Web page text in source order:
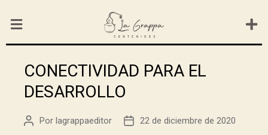
CONECTIVIDAD PARA EL
DESARROLLO
Por lagrappaeditor 22 de diciembre de 2020